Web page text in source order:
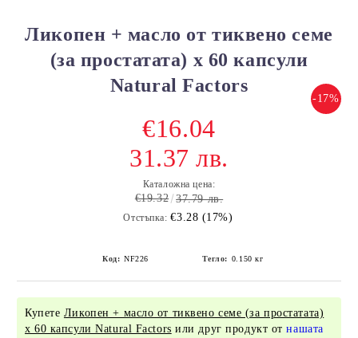
Ликопен + масло от тиквено семе
(за простатата) х 60 капсули
Natural Factors
-17%
€16.04
31.37 лв.
Каталожна цена:
€19.32 37.79 лв.
Отстъпка: €3.28 (17%)
Код: NF226 Тегло: 0.150 кг
Купете Ликопен + масло от тиквено семе (за простатата)
х 60 капсули Natural Factors или друг продукт отнашата